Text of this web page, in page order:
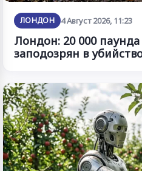
ЛОНДОН 4 Август 2026, 11:23
Лондон: 20 000 паунда
заподозрян в